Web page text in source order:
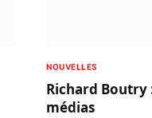
NOUVELLES
Richard Boutry
médias